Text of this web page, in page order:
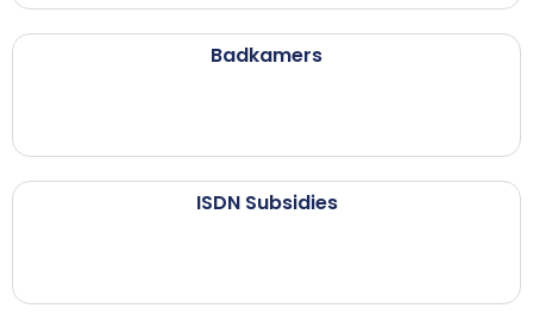
Badkamers
ISDN Subsidies